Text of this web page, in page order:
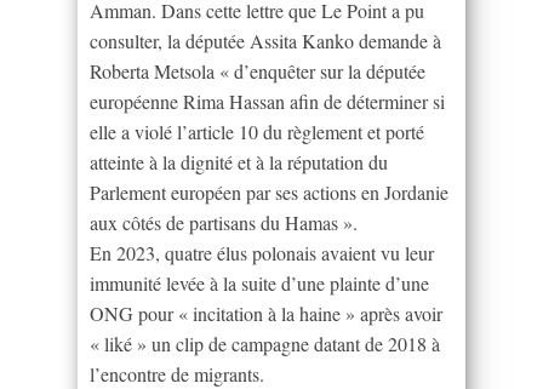
Amman. Dans cette lettre que Le Point a pu
consulter, la députée Assita Kanko demande à
Roberta Metsola « d’enquêter sur la députée
européenne Rima Hassan afin de déterminer si
elle a violé l’article 10 du règlement et porté
atteinte à la dignité et à la réputation du
Parlement européen par ses actions en Jordanie
aux côtés de partisans du Hamas ».
En 2023, quatre élus polonais avaient vu leur
immunité levée à la suite d’une plainte d’une
ONG pour « incitation à la haine » après avoir
« liké » un clip de campagne datant de 2018 à
l’encontre de migrants.